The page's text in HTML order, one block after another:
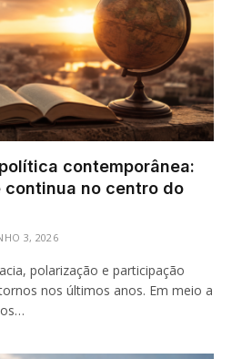
contemporânea:
continua no centro do
3, 2026
polarização e participação
nos últimos anos. Em meio a